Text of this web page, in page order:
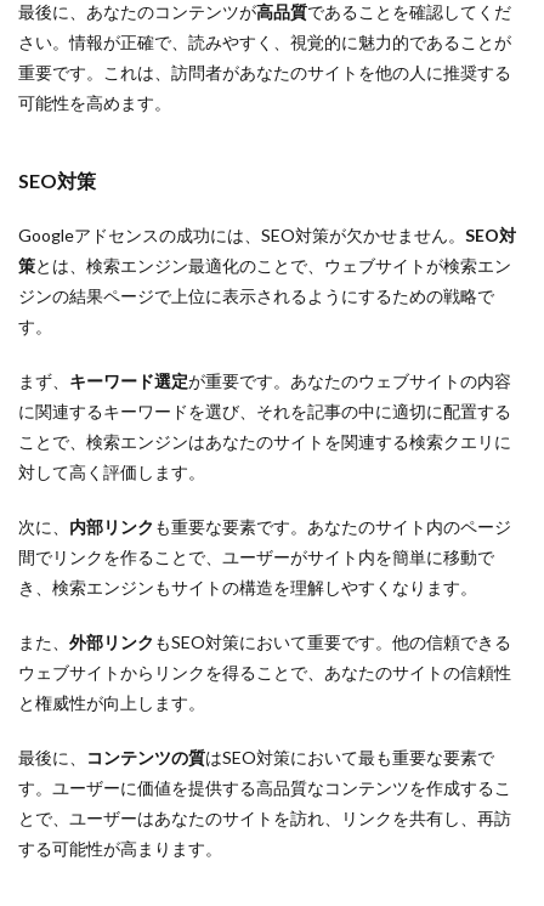
最後に、あなたのコンテンツが高品質であることを確認してくだ
さい。情報が正確で、読みやすく、視覚的に魅力的であることが
重要です。これは、訪問者があなたのサイトを他の人に推奨する
可能性を高めます。
SEO対策
Googleアドセンスの成功には、SEO対策が欠かせません。 SEO対
策とは、検索エンジン最適化のことで、ウェブサイトが検索エン
ジンの結果ページで上位に表示されるようにするための戦略で
す。
まず、 キーワード選定が重要です。あなたのウェブサイトの内容
に関連するキーワードを選び、それを記事の中に適切に配置する
ことで、検索エンジンはあなたのサイトを関連する検索クエリに
対して高く評価します。
次に、 内部リンク も重要な要素です。あなたのサイト内のページ
間でリンクを作ることで、ユーザーがサイト内を簡単に移動で
き、検索エンジンもサイトの構造を理解しやすくなります。
また、 外部リンク もSEO対策において重要です。他の信頼できる
ウェブサイトからリンクを得ることで、あなたのサイトの信頼性
と権威性が向上します。
最後に、 コンテンツの質はSEO対策において最も重要な要素で
す。ユーザーに価値を提供する高品質なコンテンツを作成するこ
とで、ユーザーはあなたのサイトを訪れ、リンクを共有し、再訪
する可能性が高まります。